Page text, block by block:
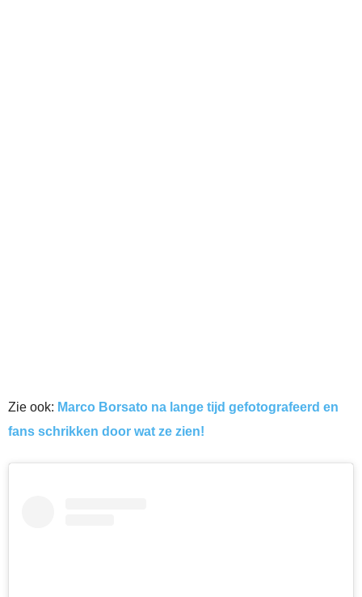
Zie ook: Marco Borsato na lange tijd gefotografeerd en
fans schrikken door wat ze zien!